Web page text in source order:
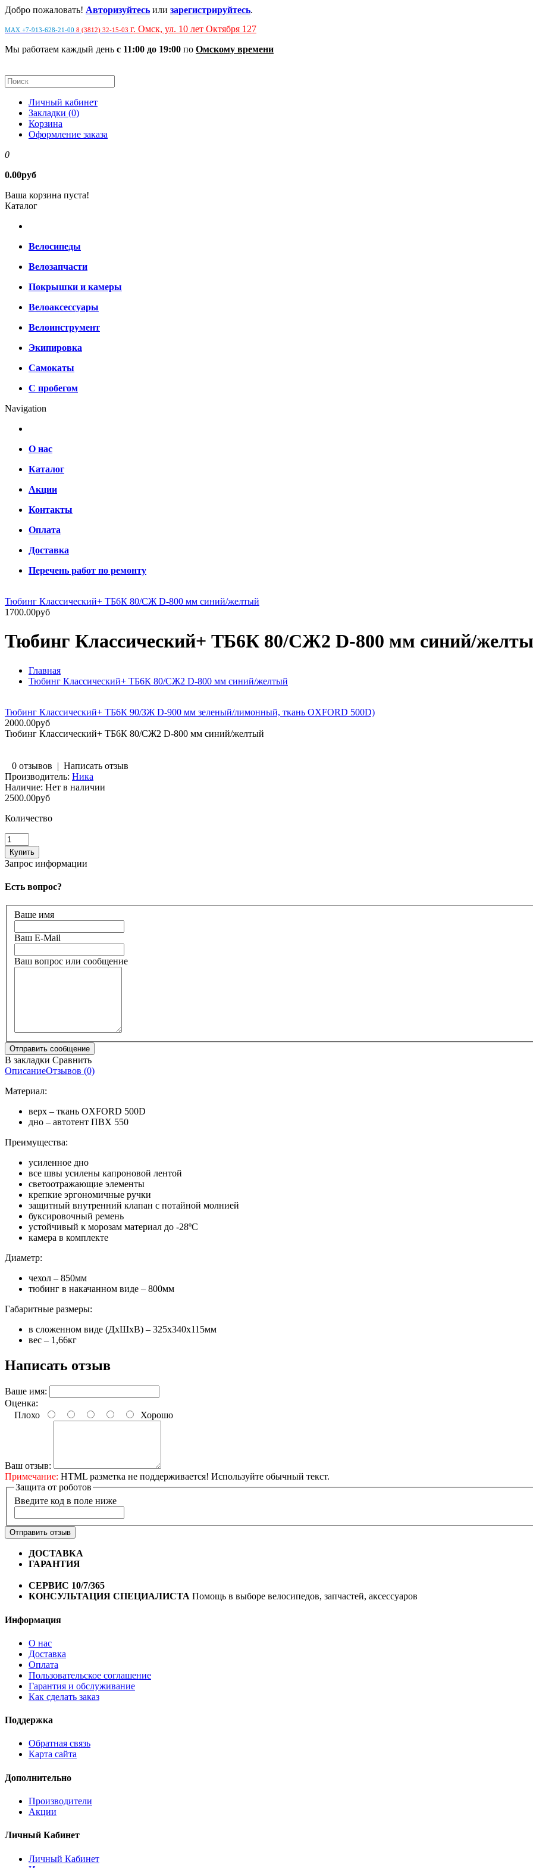
Добро пожаловать! Авторизуйтесь или зарегистрируйтесь.
MAX +7-913-628-21-00 8 (3812) 32-15-03 г. Омск, ул. 10 лет Октября 127
Мы работаем каждый день с 11:00 до 19:00 по Омскому времени
Личный кабинет
Закладки (0)
Корзина
Оформление заказа
0
0.00руб
Ваша корзина пуста!
Каталог
Велосипеды
Велозапчасти
Покрышки и камеры
Велоаксессуары
Велоинструмент
Экипировка
Самокаты
С пробегом
Navigation
О нас
Каталог
Акции
Контакты
Оплата
Доставка
Перечень работ по ремонту
Тюбинг Классический+ ТБ6К 80/СЖ D-800 мм синий/желтый
1700.00руб
Тюбинг Классический+ ТБ6К 80/СЖ2 D-800 мм синий/
Главная
Тюбинг Классический+ ТБ6К 80/СЖ2 D-800 мм синий/желтый
Тюбинг Классический+ ТБ6К 90/ЗЖ D-900 мм зеленый/лимонный, ткань OXFORD 500D)
2000.00руб
Тюбинг Классический+ ТБ6К 80/СЖ2 D-800 мм синий/желтый
0 отзывов | Написать отзыв
Производитель: Ника
Наличие: Нет в наличии
2500.00руб
Количество
Запрос информации
Есть вопрос?
Ваше имя
Ваш E-Mail
Ваш вопрос или сообщение
В закладки Сравнить
ОписаниеОтзывов (0)
Материал:
верх – ткань OXFORD 500D
дно – автотент ПВХ 550
Преимущества:
усиленное дно
все швы усилены капроновой лентой
светоотражающие элементы
крепкие эргономичные ручки
защитный внутренний клапан с потайной молнией
буксировочный ремень
устойчивый к морозам материал до -28ºС
камера в комплекте
Диаметр:
чехол – 850мм
тюбинг в накачанном виде – 800мм
Габаритные размеры:
в сложенном виде (ДхШхВ) – 325х340х115мм
вес – 1,66кг
Написать отзыв
Ваше имя:
Оценка:
Плохо
Хорошо
Ваш отзыв:
Примечание: HTML разметка не поддерживается! Используйте обычный текст.
Защита от роботов
Введите код в поле ниже
Отправить отзыв
ДОСТАВКА
ГАРАНТИЯ
СЕРВИС 10/7/365
КОНСУЛЬТАЦИЯ СПЕЦИАЛИСТА Помощь в выборе велосипедов, запчастей, аксессуаров
Информация
О нас
Доставка
Оплата
Пользовательское соглашение
Гарантия и обслуживание
Как сделать заказ
Поддержка
Обратная связь
Карта сайта
Дополнительно
Производители
Акции
Личный Кабинет
Личный Кабинет